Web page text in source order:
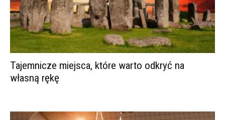
Tajemnicze miejsca, które warto odkryć na
własną rękę